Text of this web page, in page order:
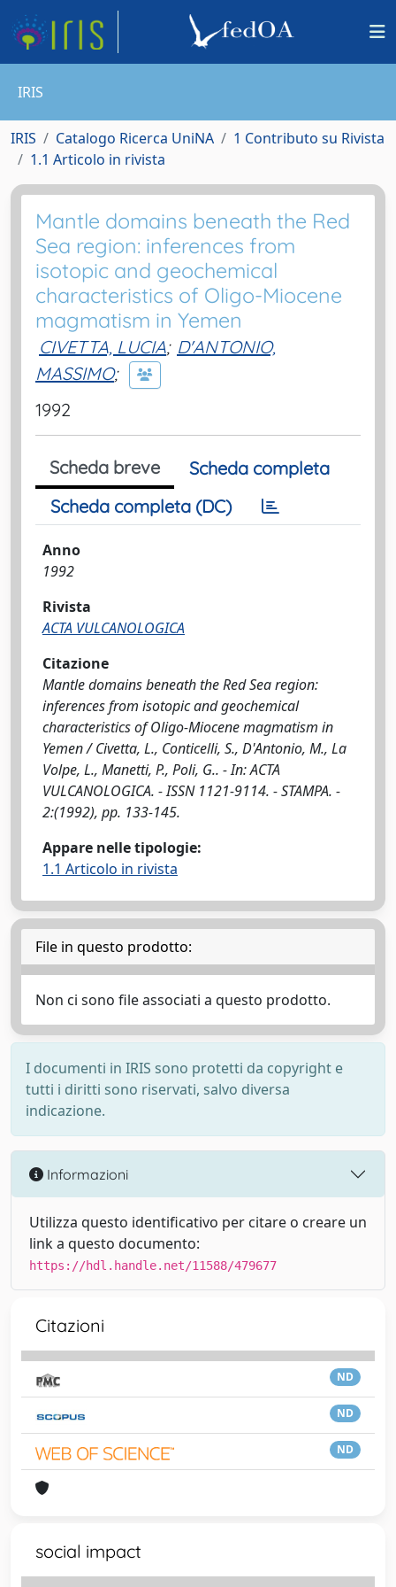
IRIS
IRIS Catalogo Ricerca UniNA
1 Contributo su Rivista
1.1 Articolo in rivista
Mantle domains beneath the Red
Sea region: inferences from
isotopic and geochemical
characteristics of Oligo-Miocene
magmatism in Yemen
CIVETTA, LUCIA; D'ANTONIO,
MASSIMO;
1992
Scheda breve
Scheda completa
Scheda completa (DC)
Anno
1992
Rivista
ACTA VULCANOLOGICA
Citazione
Mantle domains beneath the Red Sea region:
inferences from isotopic and geochemical
characteristics of Oligo-Miocene magmatism in
Yemen / Civetta, L., Conticelli, S., D'Antonio, M., La
Volpe, L., Manetti, P., Poli, G.. - In: ACTA
VULCANOLOGICA. - ISSN 1121-9114. - STAMPA. -
2:(1992), pp. 133-145.
Appare nelle tipologie:
1.1 Articolo in rivista
File in questo prodotto:
Non ci sono file associati a questo prodotto.
I documenti in IRIS sono protetti da copyright e
tutti i diritti sono riservati, salvo diversa
indicazione.
Informazioni
Utilizza questo identificativo per citare o creare un
link a questo documento:
https://hdl.handle.net/11588/479677
Citazioni
ND
ND
ND
social impact